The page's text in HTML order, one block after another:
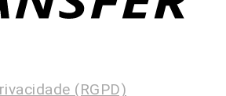
(RGPD)